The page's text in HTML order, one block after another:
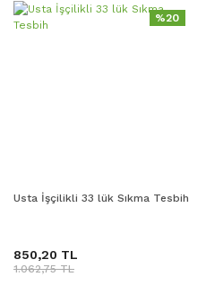
%20
Usta İşçilikli 33 lük Sıkma Tesbih
850,20 TL
1.062,75 TL